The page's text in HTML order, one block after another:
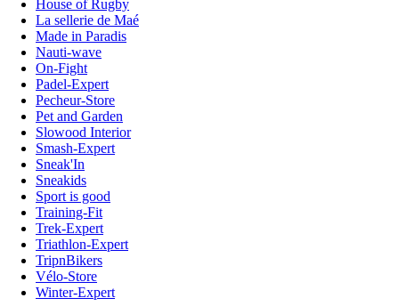
House of Rugby
La sellerie de Maé
Made in Paradis
Nauti-wave
On-Fight
Padel-Expert
Pecheur-Store
Pet and Garden
Slowood Interior
Smash-Expert
Sneak'In
Sneakids
Sport is good
Training-Fit
Trek-Expert
Triathlon-Expert
TripnBikers
Vélo-Store
Winter-Expert